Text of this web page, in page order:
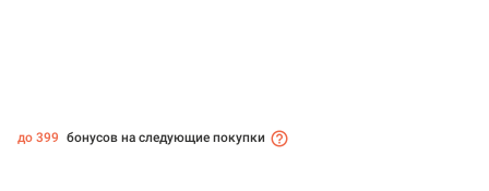
до 399 бонусов на следующие покупки